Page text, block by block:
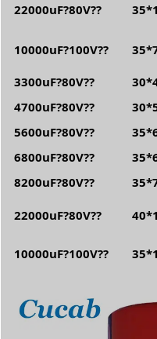
22000uF?80V??
10000uF?100V??
3300uF?80V??
4700uF?80V??
5600uF?80V??
6800uF?80V??
8200uF?80V??
22000uF?80V??
10000uF?100V??